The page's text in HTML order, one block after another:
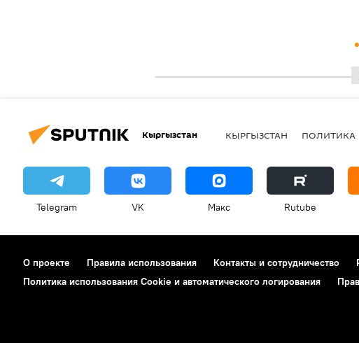
Кыргызстан КЫРГЫЗСТАН ПОЛИТИКА
Telegram VK Макс Rutube
О проекте Правила использования Контакты и сотрудничество
Политика использования Cookie и автоматического логирования